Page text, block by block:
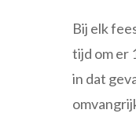
Bij elk
tijd om er
in dat